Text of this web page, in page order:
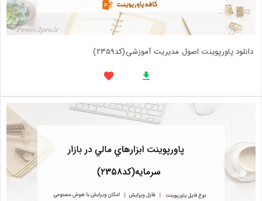
دانلود پاورپوینت اصول مدیریت آموزشی(کد2359)